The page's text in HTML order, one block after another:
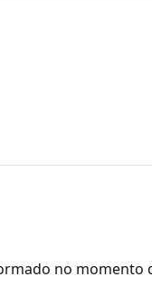
no momento